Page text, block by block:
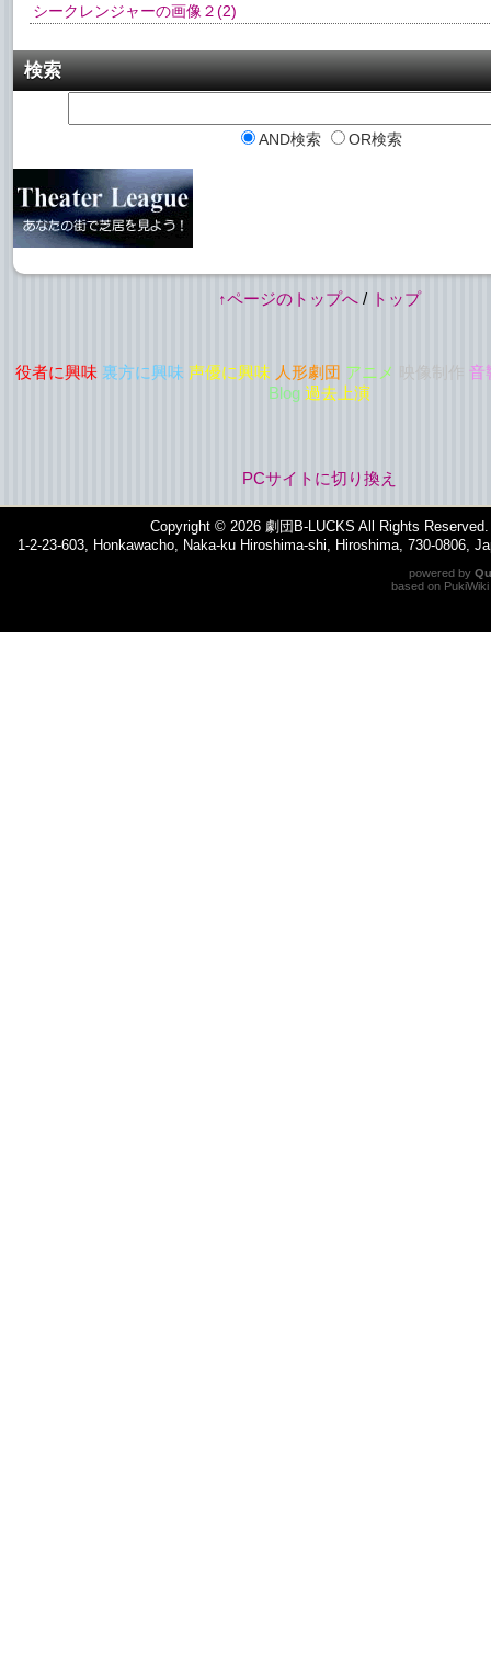
シークレンジャーの画像２(2)
検索
AND検索 OR検索
↑ページのトップへ/ トップ
役者に興味 裏方に興味 声優に興味 人形劇団 アニメ 映像制作 音
Blog 過去上演
PCサイトに切り換え
Copyright © 2026 劇団B-LUCKS All Rights Reserved.
1-2-23-603, Honkawacho, Naka-ku Hiroshima-shi, Hiroshima, 730-0806,
powered by
based on PukiWiki